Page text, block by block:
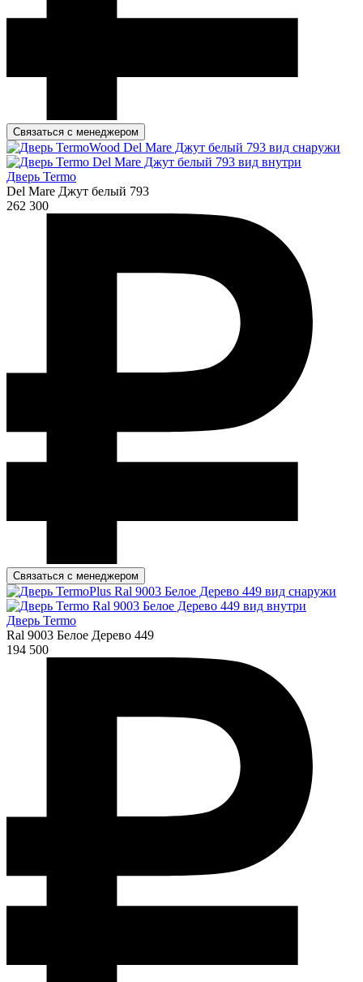
Связаться с менеджером
Дверь Termo
Del Mare Джут белый 793
262 300
Связаться с менеджером
Дверь Termo
Ral 9003 Белое Дерево 449
194 500